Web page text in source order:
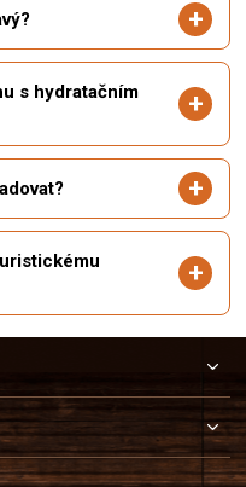
s hydratačním